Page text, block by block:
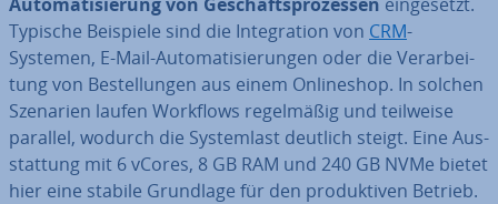
Typische Beispiele sind die In­te­gra­ti­on von CRM-
Systemen, E-Mail-Au­to­ma­ti­sie­run­gen oder die Ver­ar­bei­
tung von Be­stel­lun­gen aus einem On­line­shop. In solchen
Szenarien laufen Workflows re­gel­mä­ßig und teilweise
parallel, wodurch die Sys­tem­last deutlich steigt. Eine Aus­
stat­tung mit 6 vCores, 8 GB RAM und 240 GB NVMe bietet
hier eine stabile Grundlage für den pro­duk­ti­ven Betrieb.